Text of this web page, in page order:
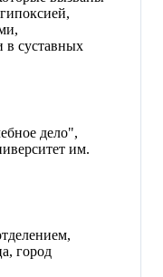
в суставных
дело",
им.
город